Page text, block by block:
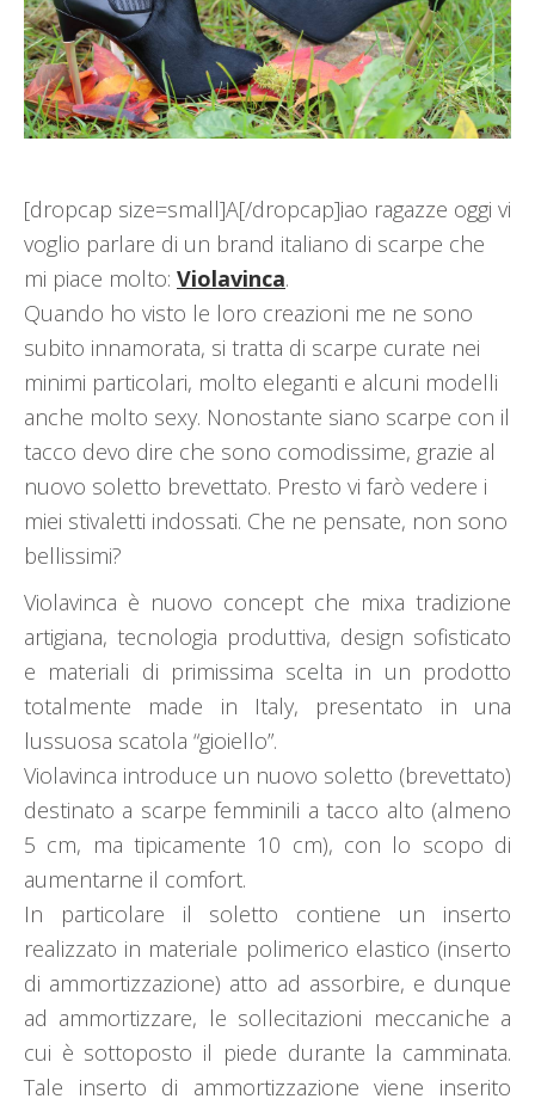
[dropcap size=small]A[/dropcap]iao ragazze oggi vi
voglio parlare di un brand italiano di scarpe che
mi piace molto: Violavinca.
Quando ho visto le loro creazioni me ne sono
subito innamorata, si tratta di scarpe curate nei
minimi particolari, molto eleganti e alcuni modelli
anche molto sexy. Nonostante siano scarpe con il
tacco devo dire che sono comodissime, grazie al
nuovo soletto brevettato. Presto vi farò vedere i
miei stivaletti indossati. Che ne pensate, non sono
bellissimi?
Violavinca è nuovo concept che mixa tradizione
artigiana, tecnologia produttiva, design sofisticato
e materiali di primissima scelta in un prodotto
totalmente made in Italy, presentato in una
lussuosa scatola “gioiello”.
Violavinca introduce un nuovo soletto (brevettato)
destinato a scarpe femminili a tacco alto (almeno
5 cm, ma tipicamente 10 cm), con lo scopo di
aumentarne il comfort.
In particolare il soletto contiene un inserto
realizzato in materiale polimerico elastico (inserto
di ammortizzazione) atto ad assorbire, e dunque
ad ammortizzare, le sollecitazioni meccaniche a
cui è sottoposto il piede durante la camminata.
Tale inserto di ammortizzazione viene inserito